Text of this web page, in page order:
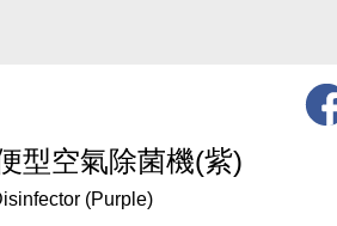
型空氣除菌機(紫)
(Purple)